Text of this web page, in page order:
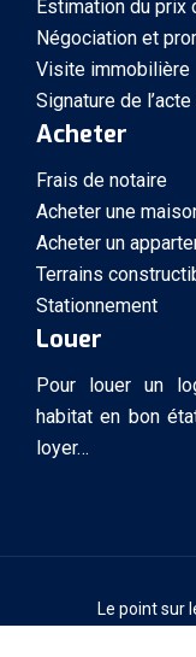
Estimation du prix
Négociation et
Visite immobilière
Signature de
Acheter
Frais de notaire
Acheter une
Acheter un
Terrains
Stationnement
Louer
Pour louer un
habitat en bon
loyer…
Le point sur